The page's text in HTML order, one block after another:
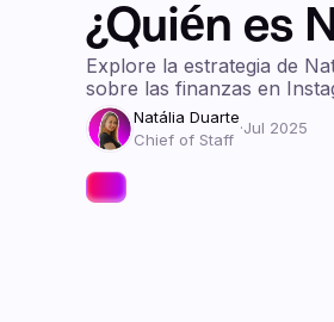
¿Quién es
Explore la estrategia de
sobre las finanzas en
Natália Duarte
Chief of Staff
·Jul 2025